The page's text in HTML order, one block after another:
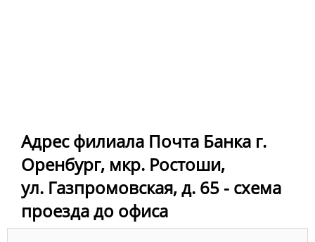
Адрес филиала Почта Банка г.
Оренбург, мкр. Ростоши,
ул. Газпромовская, д. 65 - схема
проезда до офиса